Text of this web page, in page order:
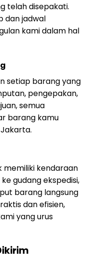
telah disepakati.
dan jadwal
kami dalam hal
setiap barang yang
pengepakan,
semua
barang kamu
memiliki kendaraan
gudang ekspedisi,
barang langsung
dan efisien,
yang urus